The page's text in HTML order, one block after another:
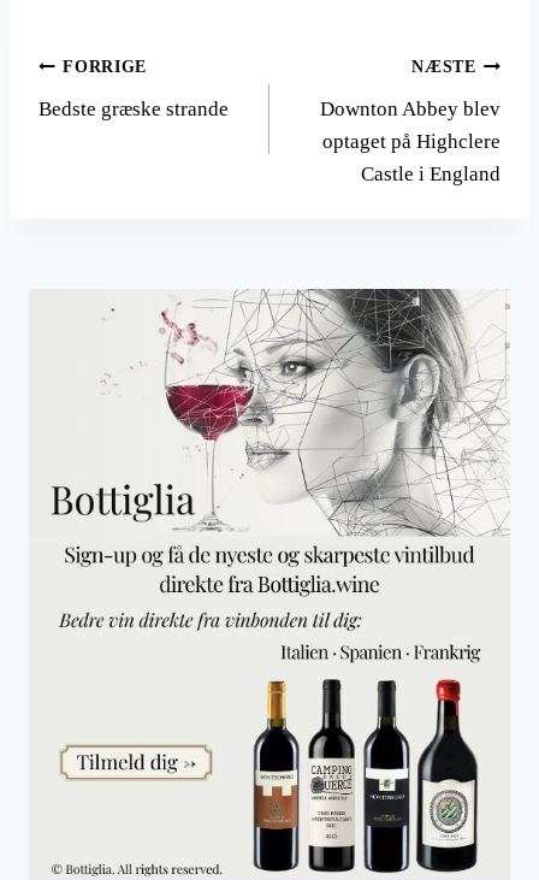
Indlægsnavigation
FORRIGE
Bedste græske strande
NÆSTE
Downton Abbey blev
optaget på Highclere
Castle i England